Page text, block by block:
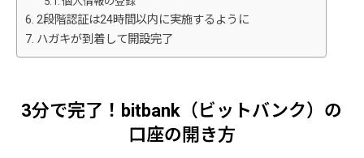
2段階認証は24時間以内に実施するように
ハガキが到着して開設完了
3分で完了！bitbank（ビットバンク）の
口座の開き方